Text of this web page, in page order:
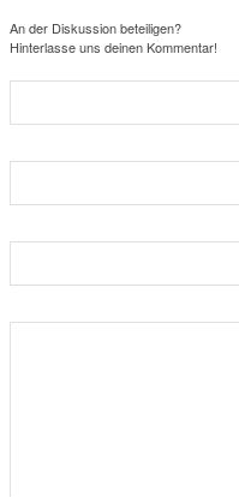
An der Diskussion beteiligen?
Hinterlasse uns deinen Kommentar!